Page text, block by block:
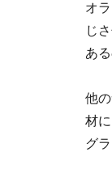
オ
じ
あ
他
材
グ